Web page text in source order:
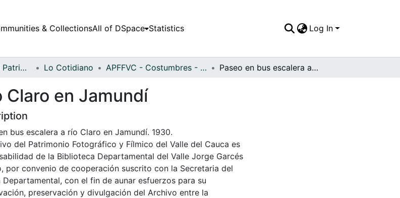
& CollectionsAll of DSpace Statistics Log In
Fondo Archivo del Patrimonio Fotográfico y Fílmico del Valle del Cauca Lo Cotidiano APFFVC - Costumbres - Patrimonial Paseo en bus escalera a río Claro en Jamundí
Claro en Jamundí
bus escalera a río Claro en Jamundí. 1930.
del Patrimonio Fotográfico y Fílmico del Valle del Cauca es
de la Biblioteca Departamental del Valle Jorge Garcés
por convenio de cooperación suscrito con la Secretaria del
Departamental, con el fin de aunar esfuerzos para su
preservación y divulgación del Archivo entre la